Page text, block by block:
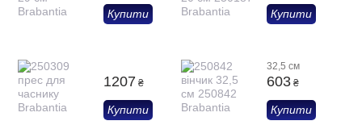
Купити Купити
1207 ₴
Купити
32,5 см
603 ₴
Купити